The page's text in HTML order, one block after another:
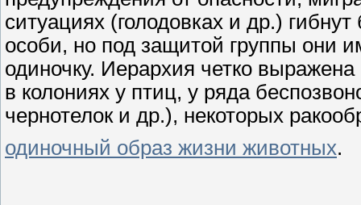
ситуациях (голодовках и др.)
особи, но под защитой группы они
одиночку. Иерархия четко
в колониях у птиц, у ряда
чернотелок и др.), некоторых
одиночный образ жизни животных.